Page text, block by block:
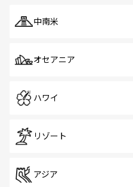
中南米
オセアニア
ハワイ
リゾート
アジア